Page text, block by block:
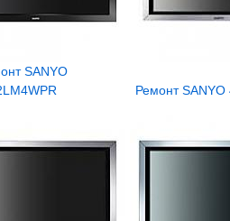
SANYO
Ремонт SANYO